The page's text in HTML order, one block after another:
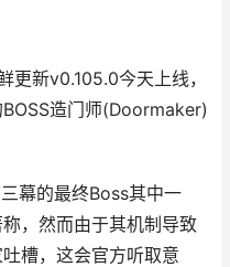
更新v0.105.0今天上线，
造门师(Doormaker)
幕的‌最终Boss其中一
，然而由于其机制导致
槽，这会官方听取意